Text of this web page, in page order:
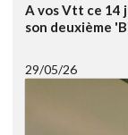
A vos Vtt ce 14
son deuxième
29/05/26